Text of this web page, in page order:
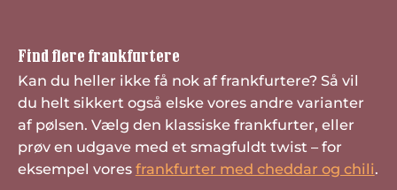
Find flere frankfurtere
Kan du heller ikke få nok af frankfurtere? Så vil
du helt sikkert også elske vores andre varianter
af pølsen. Vælg den klassiske frankfurter, eller
prøv en udgave med et smagfuldt twist – for
eksempel vores frankfurter med cheddar og chili.